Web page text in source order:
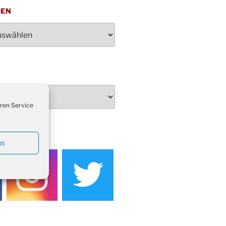
Service
von 16-20 Uhr
18:30 Uhr
zum Volkstrauertag am
Ev. Gemeindehaus von 14-
des Honterus Chors im
im Ev. Gemeindehaus von